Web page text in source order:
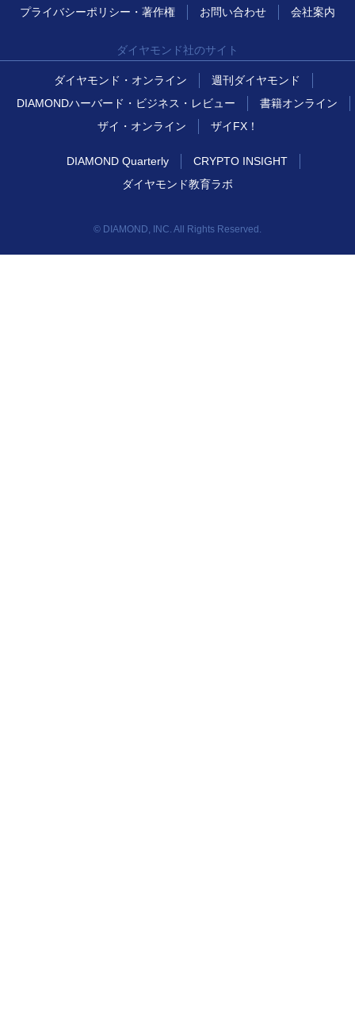
プライバシーポリシー・著作権
お問い合わせ 会社案内
ダイヤモンド社のサイト
ダイヤモンド・オンライン
週刊ダイヤモンド
DIAMONDハーバード・ビジネス・レビュー
書籍オンライン
ザイ・オンライン
ザイFX！
DIAMOND Quarterly
CRYPTO INSIGHT
ダイヤモンド教育ラボ
© DIAMOND, INC. All Rights Reserved.